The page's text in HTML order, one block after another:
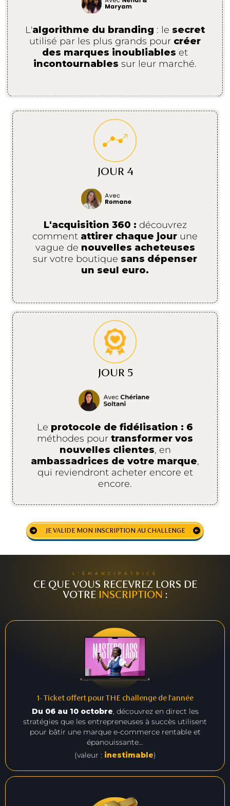
L'algorithme du branding : le secret
utilisé par les plus grands pour créer
des marques inoubliables et
incontournables sur leur marché.
JOUR 4
L'acquisition 360 : découvrez
comment attirer chaque jour une
vague de nouvelles acheteuses
sur votre boutique sans dépenser
un seul euro.
JOUR 5
Le protocole de fidélisation : 6
méthodes pour transformer vos
nouvelles clientes, en
ambassadrices de votre marque,
qui reviendront acheter encore et
encore.
JE VALIDE MON INSCRIPTION AU CHALLENGE
L’ÉMANCIPATRICE
CE QUE VOUS RECEVREZ LORS DE
VOTRE INSCRIPTION :
1- Ticket offert pour THE challenge de l'année
Du 06 au 10 octobre , découvrez en direct les
stratégies que les entrepreneuses à succès utilisent
pour bâtir une marque e-commerce rentable et
épanouissante…
(valeur : inestimable)